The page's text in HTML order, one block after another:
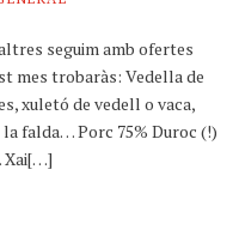
seguim amb ofertes
mes trobaràs: Vedella de
xuletó de vedell o vaca,
falda… Porc 75% Duroc (!)
Xai[…]